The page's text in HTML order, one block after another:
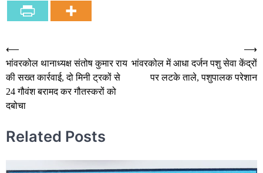
Post
navigation
⟵
भांवरकोल थानाध्यक्ष संतोष कुमार राय
की सख्त कार्रवाई, दो मिनी ट्रकों से
24 गौवंश बरामद कर गौतस्करों को
दबोचा
भांवरकोल में आधा दर्जन पशु सेवा केंद्रों
पर लटके ताले, पशुपालक परेशान
⟶
Related Posts